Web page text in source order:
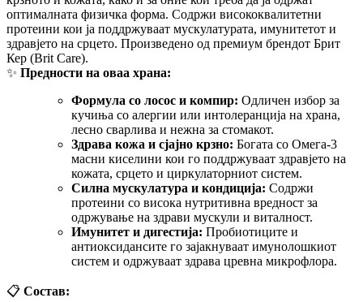
оптималната физичка форма. Содржи висококвалитетни
протеини кои ја поддржуваат мускулатурата, имунитетот и
здравјето на срцето. Произведено од премиум брендот Брит
Кер (Brit Care).
✨ Предности на оваа храна:
Формула со лосос и компир: Одличен избор за
кучиња со алергии или интолеранција на храна,
лесно сварлива и нежна за стомакот.
Здрава кожа и сјајно крзно: Богата со Омега-3
масни киселини кои го поддржуваат здравјето на
кожата, срцето и циркулаторниот систем.
Силна мускулатура и кондиција: Содржи
протеини со висока нутритивна вредност за
одржување на здрави мускули и виталност.
Имунитет и дигестија: Пробиотиците и
антиоксидансите го зајакнуваат имунолошкиот
систем и одржуваат здрава цревна микрофлора.
📋 Состав: